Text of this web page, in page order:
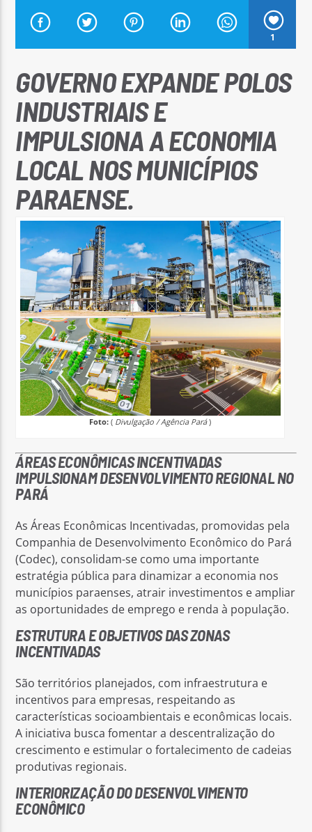
Arara Azul FM
1
GOVERNO EXPANDE POLOS
INDUSTRIAIS E
IMPULSIONA A ECONOMIA
LOCAL NOS MUNICÍPIOS
PARAENSE.
Foto: ( Divulgação / Agência Pará)
ÁREAS ECONÔMICAS INCENTIVADAS
IMPULSIONAM DESENVOLVIMENTO REGIONAL NO
PARÁ
As Áreas Econômicas Incentivadas, promovidas pela
Companhia de Desenvolvimento Econômico do Pará
(Codec), consolidam-se como uma importante
estratégia pública para dinamizar a economia nos
municípios paraenses, atrair investimentos e ampliar
as oportunidades de emprego e renda à população.
ESTRUTURA E OBJETIVOS DAS ZONAS
INCENTIVADAS
São territórios planejados, com infraestrutura e
incentivos para empresas, respeitando as
características socioambientais e econômicas locais.
A iniciativa busca fomentar a descentralização do
crescimento e estimular o fortalecimento de cadeias
produtivas regionais.
INTERIORIZAÇÃO DO DESENVOLVIMENTO
ECONÔMICO